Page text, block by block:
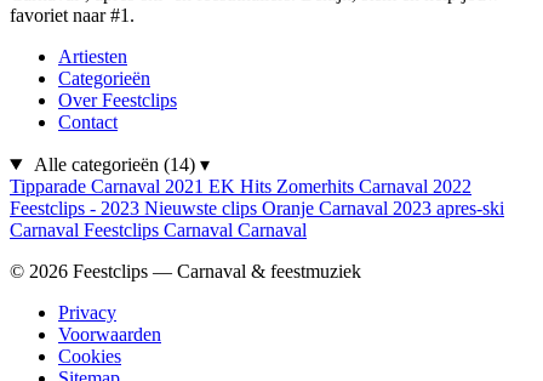
favoriet naar #1.
Artiesten
Categorieën
Over Feestclips
Contact
Alle categorieën (14) ▾
Tipparade Carnaval 2021 EK Hits Zomerhits Carnaval 2022
Feestclips - 2023 Nieuwste clips Oranje Carnaval 2023 apres-ski
Carnaval Feestclips Carnaval Carnaval
© 2026 Feestclips — Carnaval & feestmuziek
Privacy
Voorwaarden
Cookies